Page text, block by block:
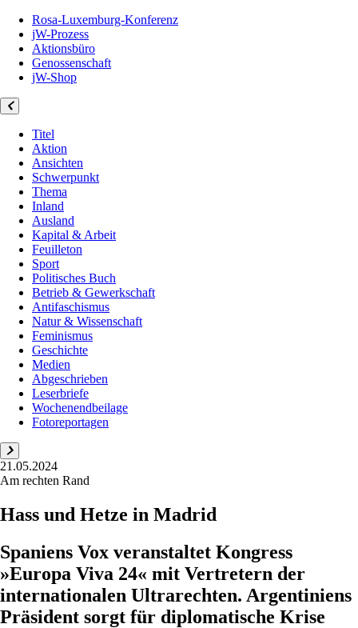
Rosa-Luxemburg-Konferenz
jW-Prozess
Aktionsbüro
Genossenschaft
jW-Shop
Titel
Aktion
Ansichten
Schwerpunkt
Thema
Inland
Ausland
Kapital & Arbeit
Feuilleton
Sport
Politisches Buch
Betrieb & Gewerkschaft
Antifaschismus
Natur & Wissenschaft
Feminismus
Geschichte
Medien
Abgeschrieben
Leserbriefe
Wochenendbeilage
Fotoreportagen
21.05.2024
Am rechten Rand
Hass und Hetze in Madrid
Spaniens Vox veranstaltet Kongress
»Europa Viva 24« mit Vertretern der
internationalen Ultrarechten. Argentiniens
Präsident sorgt für diplomatische Krise